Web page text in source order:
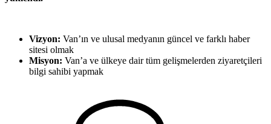
Vizyon: Van’ın ve ulusal medyanın güncel ve farklı haber
sitesi olmak
Misyon: Van’a ve ülkeye dair tüm gelişmelerden ziyaretçileri
bilgi sahibi yapmak